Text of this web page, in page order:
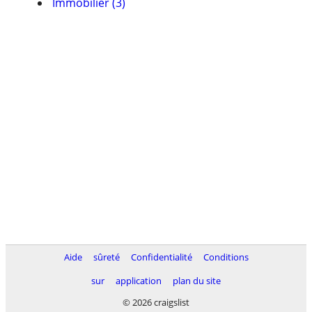
Aide sûreté Confidentialité
Conditions
sur
application
plan du site
© 2026 craigslist